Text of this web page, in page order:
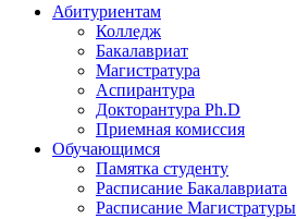
Абитуриентам
Колледж
Бакалавриат
Магистратура
Аспирантура
Докторантура Ph.D
Приемная комиссия
Обучающимся
Памятка студенту
Расписание Бакалавриата
Расписание Магистратуры